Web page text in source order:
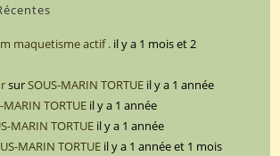
maquetisme actif . il y a 1 mois et 2
surSOUS-MARIN TORTUE il y a 1 année
MARIN TORTUE il y a 1 année
MARIN TORTUE il y a 1 année
MARIN TORTUE il y a 1 année et 1 mois